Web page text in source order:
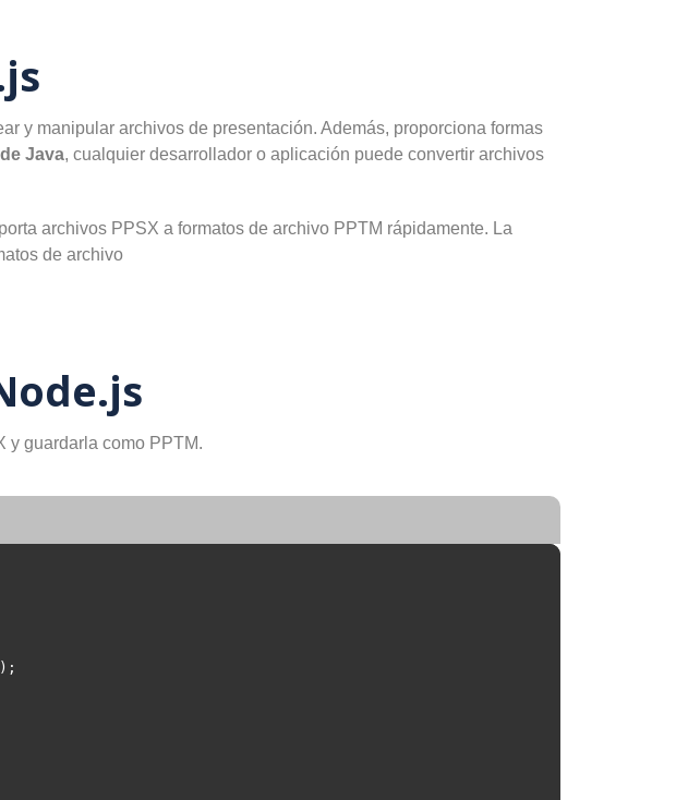
y manipular archivos de presentación. Además, proporciona formas
Java, cualquier desarrollador o aplicación puede convertir archivos
archivos PPSX a formatos de archivo PPTM rápidamente. La
de archivo
y guardarla como PPTM.